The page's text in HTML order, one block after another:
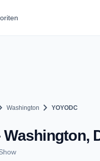
Washington chevron_right YOYODC
Washington,